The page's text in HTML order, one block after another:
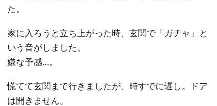
た。
家に入ろうと立ち上がった時、玄関で「ガチャ」と
いう音がしました。
嫌な予感…。
慌てて玄関まで行きましたが、時すでに遅し。ドア
は開きません。